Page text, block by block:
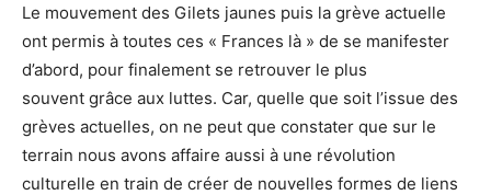
Le mouvement des Gilets jaunes puis la grève actuelle
ont permis à toutes ces « Frances là » de se manifester
d’abord, pour finalement se retrouver le plus
souvent grâce aux luttes. Car, quelle que soit l’issue des
grèves actuelles, on ne peut que constater que sur le
terrain nous avons affaire aussi à une révolution
culturelle en train de créer de nouvelles formes de liens